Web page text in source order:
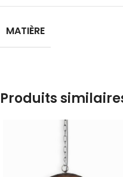
MATIÈRE
Produits